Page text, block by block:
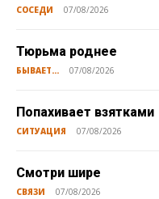
СОСЕДИ 07/08/2026
Тюрьма роднее
БЫВАЕТ... 07/08/2026
Попахивает взятками
СИТУАЦИЯ 07/08/2026
Смотри шире
СВЯЗИ 07/08/2026